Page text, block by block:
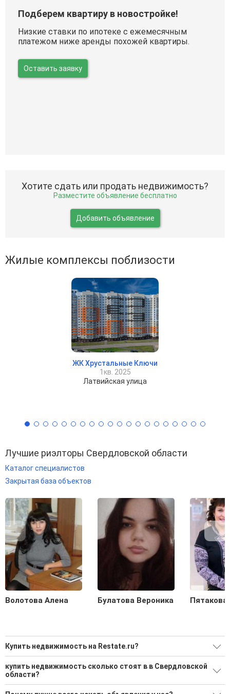
Подберем квартиру в новостройке!
Низкие ставки по ипотеке с ежемесячным
платежом ниже аренды похожей квартиры.
Оставить заявку
Хотите сдать или продать недвижимость?
Разместите объявление бесплатно
Добавить объявление
Жилые комплексы поблизости
ЖК Хрустальные Ключи
1кв. 2025
Латвийская улица
Лучшие риэлторы Свердловской области
Каталог специалистов
Закрытая база объектов
Волотова Алена Булатова Вероника
Купить недвижимость на Restate.ru?
9410 актуальных и проверенных объявлений
купить недвижимость сколько стоят в в Свердловской
области?
Минимальная цена: 758 Р. Максимальная цена: 1 898 973